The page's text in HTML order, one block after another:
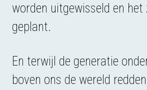
worden uitgewisseld en het
geplant.
En terwijl de generatie
boven ons de wereld